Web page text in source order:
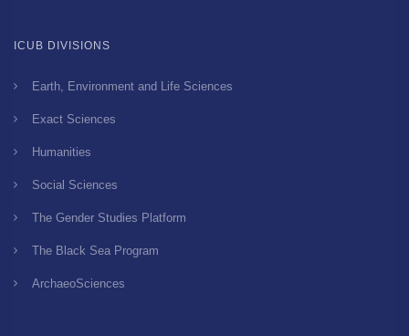
ICUB DIVISIONS
Earth, Environment and Life Sciences
Exact Sciences
Humanities
Social Sciences
The Gender Studies Platform
The Black Sea Program
ArchaeoSciences